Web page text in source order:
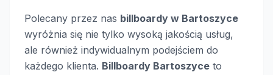
Polecany przez nas billboardy w Bartoszyce
wyróżnia się nie tylko wysoką jakością usług,
ale również indywidualnym podejściem do
każdego klienta. Billboardy Bartoszyce to